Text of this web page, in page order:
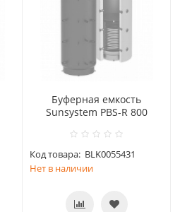
Буферная емкость
Sunsystem PBS-R 800
Код товара: BLK0055431
Нет в наличии